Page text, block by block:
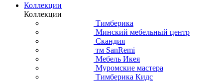
Коллекции
Коллекции
Тимберика
Минский мебельный центр
Скандия
тм SanRemi
Мебель Икея
Муромские мастера
Тимберика Кидс